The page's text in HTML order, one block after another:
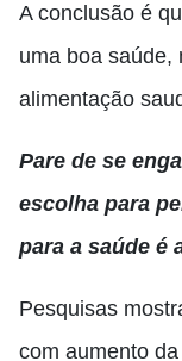
A conclusão é
uma boa saúde,
alimentação
Pare de se
escolha para
para a saúde é
Pesquisas
com aumento